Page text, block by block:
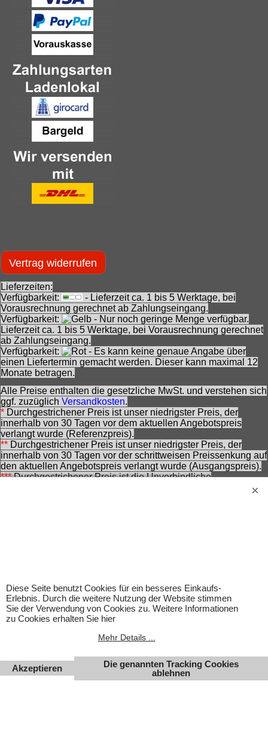
Vertrag widerrufen
Lieferzeiten:
Verfügbarkeit:
- Lieferzeit ca. 1 bis 5 Werktage, bei
Vorausrechnung gerechnet ab Zahlungseingang.
Verfügbarkeit:
- Nur noch geringe Menge verfügbar.
Lieferzeit ca. 1 bis 5 Werktage, bei Vorausrechnung gerechnet
ab Zahlungseingang.
Verfügbarkeit:
- Es kann keine genaue Angabe über
einen Liefertermin gemacht werden. Dieser kann maximal 12
Monate betragen.
Alle Preise enthalten die gesetzliche MwSt. und verstehen sich
ggf. zuzüglich Versandkosten.
* Durchgestrichener Preis ist unser niedrigster Preis, der
innerhalb von 30 Tagen vor dem aktuellen Angebotspreis
verlangt wurde (Referenzpreis).
** Durchgestrichener Preis ist unser niedrigster Preis, der
innerhalb von 30 Tagen vor der schrittweisen Preissenkung auf
den aktuellen Angebotspreis verlangt wurde (Ausgangspreis).
***Durchgestrichener Preis ist die Unverbindliche
Preisempfehlung des Herstellers zzt. der Angebotserstellung.
Warenzeichen und Logos sind Eigentum des jeweiligen
Inhabers.
Änderungen, Irrtümer und Zwischenverkauf vorbehalten.
Diese Seite benutzt Cookies für ein besseres Einkaufs-
Erlebnis. Durch die weitere Nutzung der Website stimmen
Sie der Verwendung von Cookies zu. Weitere Informationen
zu Cookies erhalten Sie hier
Mehr Details ...
Akzeptieren
Die genannten Tracking Cookies
ablehnen